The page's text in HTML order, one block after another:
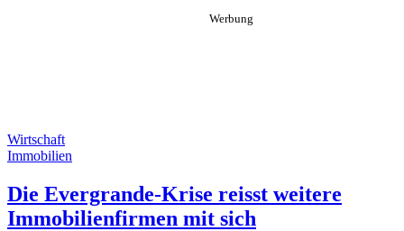
Wirtschaft
Immobilien
Die Evergrande-Krise reisst weitere
Immobilienfirmen mit sich